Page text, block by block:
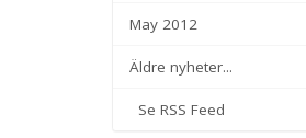
May 2012
Äldre nyheter...
Se RSS Feed